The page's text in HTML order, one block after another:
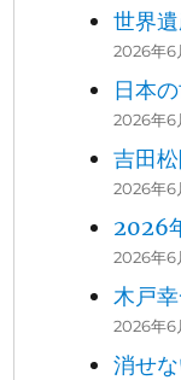
世界
2026年6
日本
2026年6
吉田
2026年6
2026
2026年6
木戸
2026年6
消せ